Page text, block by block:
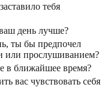
тебя
день лучше?
ты бы предпочел
или прослушиванием?
в ближайшее время?
вас чувствовать себя